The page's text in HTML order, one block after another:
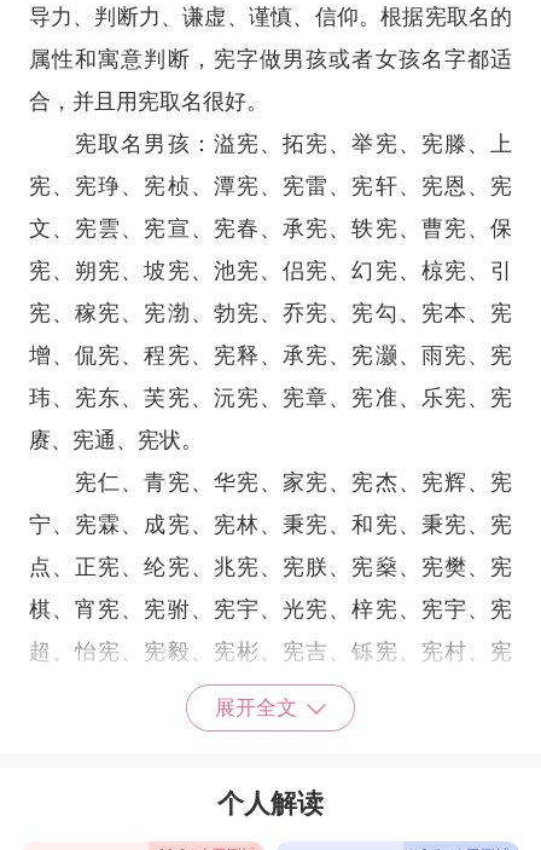
导力、判断力、谦虚、谨慎、信仰。根据宪取名的
属性和寓意判断，宪字做男孩或者女孩名字都适
合，并且用宪取名很好。
宪取名男孩：溢宪、拓宪、举宪、宪滕、上
宪、宪琤、宪桢、潭宪、宪雷、宪轩、宪恩、宪
文、宪雲、宪宣、宪春、承宪、轶宪、曹宪、保
宪、朔宪、坡宪、池宪、侣宪、幻宪、椋宪、引
宪、稼宪、宪渤、勃宪、乔宪、宪勾、宪本、宪
增、侃宪、程宪、宪释、承宪、宪灏、雨宪、宪
玮、宪东、芙宪、沅宪、宪章、宪准、乐宪、宪
赓、宪通、宪状。
宪仁、青宪、华宪、家宪、宪杰、宪辉、宪
宁、宪霖、成宪、宪林、秉宪、和宪、秉宪、宪
点、正宪、纶宪、兆宪、宪朕、宪燊、宪樊、宪
棋、宵宪、宪驸、宪宇、光宪、梓宪、宪宇、宪
超、怡宪、宪毅、宪彬、宪吉、铄宪、宪村、宪
杰、屹宪、宪彪、武宪、宪涛、宪华、宪荣、淳
宪、泽宪、易宪、宪泽、宪卓、金宪、宪凯。
宪、伍宪、亨宪、发宪、竣宪、木宪、银宪、会
展开全文
个人解读